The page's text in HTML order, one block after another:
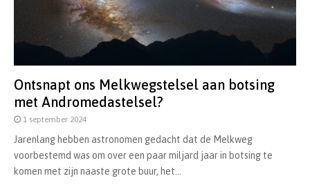
Ontsnapt ons Melkwegstelsel aan botsing
met Andromedastelsel?
1 september 2024
Jarenlang hebben astronomen gedacht dat de Melkweg
voorbestemd was om over een paar miljard jaar in botsing te
komen met zijn naaste grote buur, het...